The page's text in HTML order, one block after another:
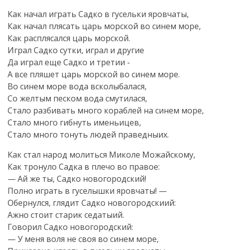
Как начал играть Садко в гусельки яровчаты,
Как начал плясать царь морской во синем море,
Как расплясался царь морской.
Играл Садко сутки, играл и другие
Да играл еще Садко и третии -
А все пляшет царь морской во синем море.
Во синем море вода всколыбалася,
Со желтым песком вода смутилася,
Стало разбивать много кораблей на синем море,
Стало много гибнуть именьицев,
Стало много тонуть людей праведныих.
Как стал народ молиться Миколе Можайскому,
Как тронуло Садка в плечо во правое:
— Ай же ты, Садко новогородский!
Полно играть в гуселышки яровчаты! —
Обернулся, глядит Садко новогородскиий:
Ажно стоит старик седатыий.
Говорил Садко новогородский:
— У меня воля не своя во синем море,